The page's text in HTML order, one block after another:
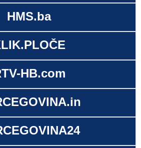
HMS.ba
HB.com